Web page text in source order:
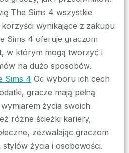
The Sims 4 wszystkie
wynikające z zakupu
Sims 4 oferuje graczom
w którym mogą tworzyć i
na dużo sposobów.
Sims 4 Od wyboru ich cech
gracze mają pełną
życia swoich
różne ścieżki kariery,
zezwalając graczom
życia i osobowości.